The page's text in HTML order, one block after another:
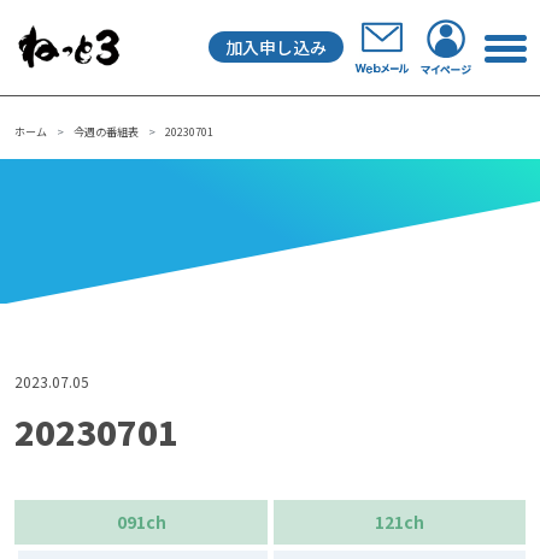
メインナビゲーション
加入申し込み
ホーム 今週の番組表 20230701
2023.07.05
20230701
091ch 121ch